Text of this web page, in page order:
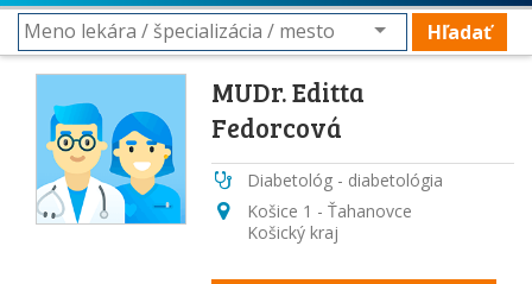
Hľadať
MUDr. Editta
Fedorcová
Diabetológ - diabetológia
Košice 1 - Ťahanovce
Košický kraj